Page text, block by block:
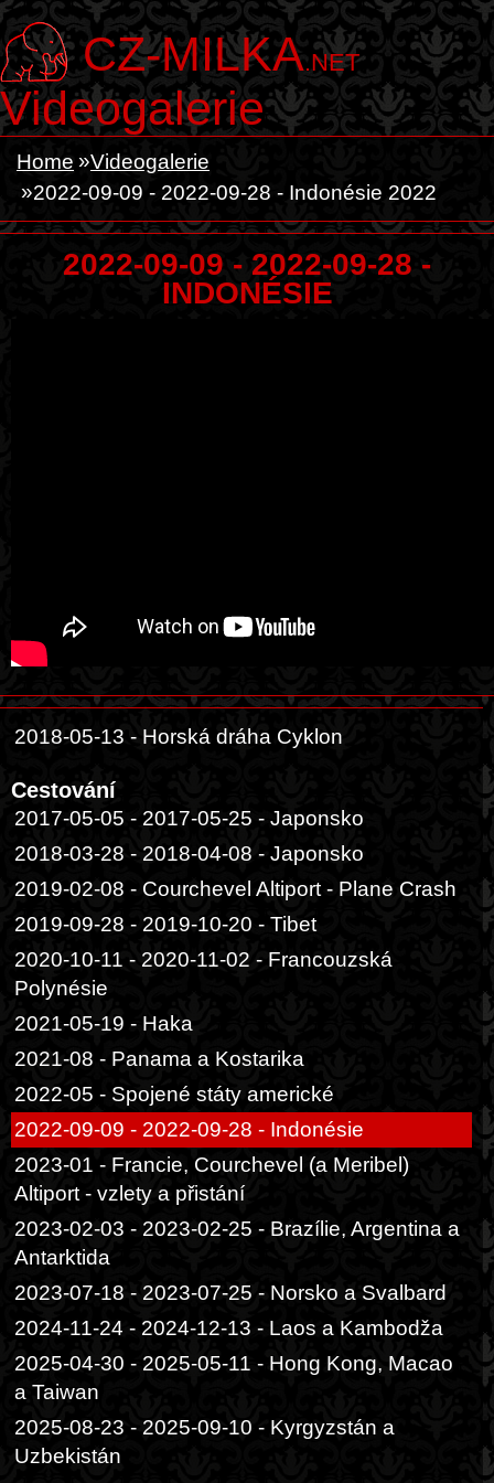
CZ-MILKA.NET
Videogalerie
Home
Videogalerie
2022-09-09 - 2022-09-28 - Indonésie 2022
2022-09-09 - 2022-09-28 -
INDONÉSIE
2018-05-13 - Horská dráha Cyklon
Cestování
2017-05-05 - 2017-05-25 - Japonsko
2018-03-28 - 2018-04-08 - Japonsko
2019-02-08 - Courchevel Altiport - Plane Crash
2019-09-28 - 2019-10-20 - Tibet
2020-10-11 - 2020-11-02 - Francouzská
Polynésie
2021-05-19 - Haka
2021-08 - Panama a Kostarika
2022-05 - Spojené státy americké
2022-09-09 - 2022-09-28 - Indonésie
2023-01 - Francie, Courchevel (a Meribel)
Altiport - vzlety a přistání
2023-02-03 - 2023-02-25 - Brazílie, Argentina a
Antarktida
2023-07-18 - 2023-07-25 - Norsko a Svalbard
2024-11-24 - 2024-12-13 - Laos a Kambodža
2025-04-30 - 2025-05-11 - Hong Kong, Macao
a Taiwan
2025-08-23 - 2025-09-10 - Kyrgyzstán a
Uzbekistán